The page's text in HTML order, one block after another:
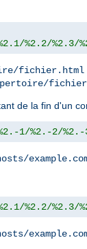
%2.2/%2.3/
fichier.html
de la fin d'un
1/%2.-2/%2.-
%2.2/%2.3/